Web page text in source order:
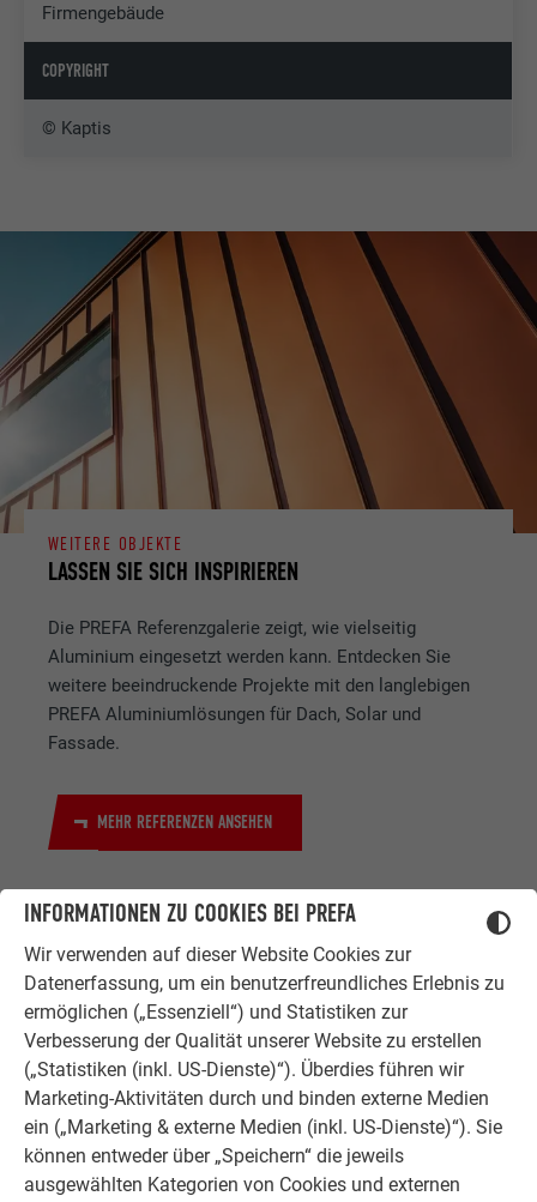
INFORMATIONEN ZU COOKIES BEI PREFA
Wir verwenden auf dieser Website Cookies zur
Datenerfassung, um ein benutzerfreundliches Erlebnis zu
ermöglichen („Essenziell“) und Statistiken zur
Verbesserung der Qualität unserer Website zu erstellen
(„Statistiken (inkl. US-Dienste)“). Überdies führen wir
Marketing-Aktivitäten durch und binden externe Medien
ein („Marketing & externe Medien (inkl. US-Dienste)“). Sie
können entweder über „Speichern“ die jeweils
ausgewählten Kategorien von Cookies und externen
Firmengebäude
COPYRIGHT
© Kaptis
LASSEN SIE SICH INSPIRIEREN
WEITERE OBJEKTE
Die PREFA Referenzgalerie zeigt, wie vielseitig
Aluminium eingesetzt werden kann. Entdecken Sie
weitere beeindruckende Projekte mit den langlebigen
PREFA Aluminiumlösungen für Dach, Solar und
Fassade.
MEHR REFERENZEN ANSEHEN
ERFAHRUNGSBERICHTE
ZUFRIEDENE KUNDEN
Ob Bauherr, Sanierer, Verarbeiter oder
Architekt - die Zufriedenheit all
unserer Kunden liegt uns am Herzen.